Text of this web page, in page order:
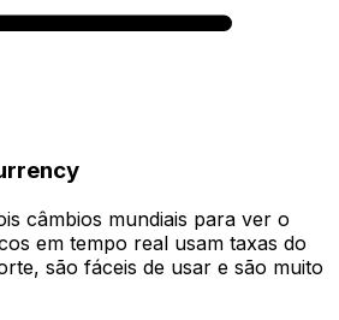
câmbios mundiais para ver o
em tempo real usam taxas do
são fáceis de usar e são muito